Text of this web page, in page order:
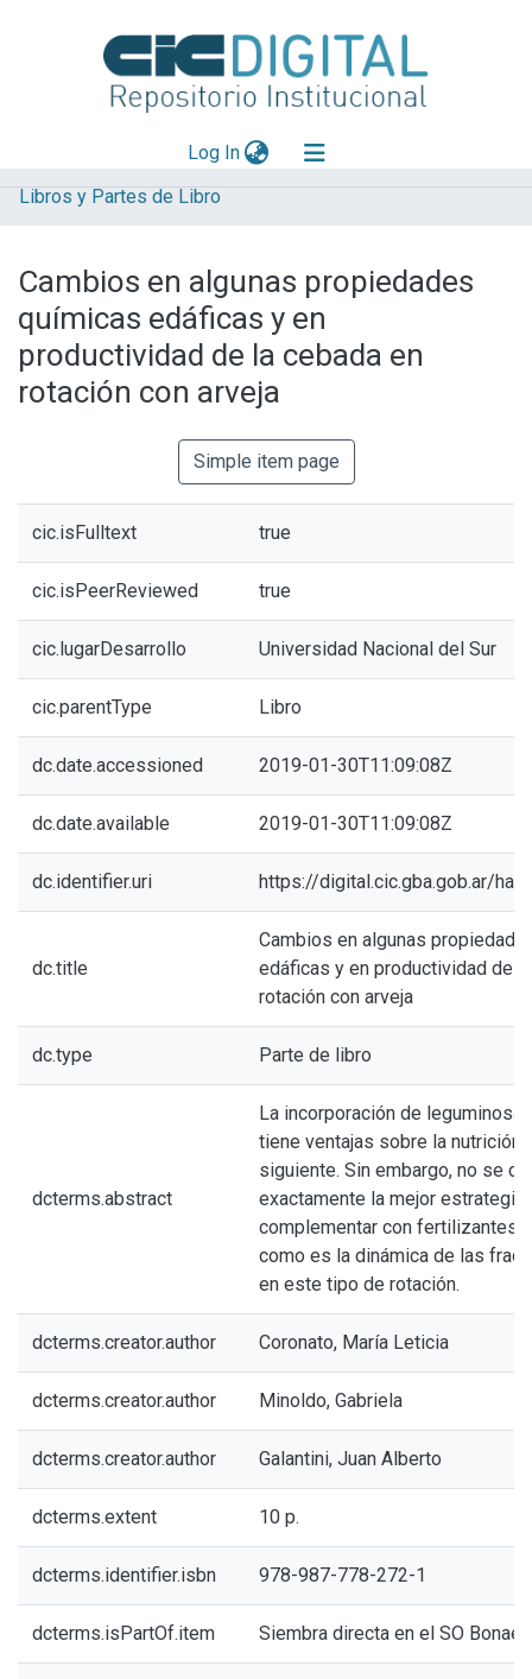
Log In(current)
Explorar
Aportar material
Statistics
Libros y Partes de Libro
Cambios en algunas propiedades
químicas edáficas y en
productividad de la cebada en
rotación con arveja
Simple item page
cic.isFulltext true
cic.isPeerReviewed true
cic.lugarDesarrollo Universidad Nacional del Sur
cic.parentType Libro
dc.date.accessioned 2019-01-30T11:09:08Z
dc.date.available 2019-01-30T11:09:08Z
dc.identifier.uri https://digital.cic.gba.gob.ar/
dc.title
Cambios en algunas
edáficas y en productividad de
rotación con arveja
dc.type Parte de libro
dcterms.abstract
La incorporación de
tiene ventajas sobre la nutrición
siguiente. Sin embargo, no se
exactamente la mejor estrategia
complementar con fertilizantes
como es la dinámica de las
en este tipo de rotación.
dcterms.creator.author Coronato, María Leticia
dcterms.creator.author Minoldo, Gabriela
dcterms.creator.author Galantini, Juan Alberto
dcterms.extent 10 p.
dcterms.identifier.isbn 978-987-778-272-1
dcterms.isPartOf.item Siembra directa en el SO